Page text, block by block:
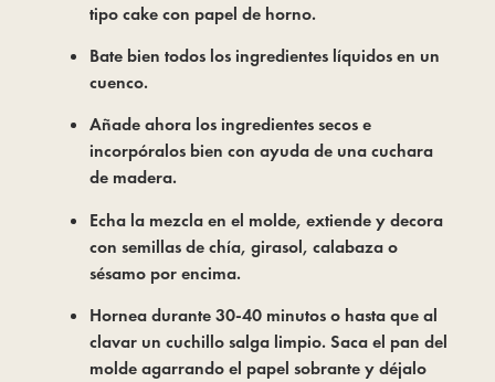
tipo cake con papel de horno.
Bate bien todos los ingredientes líquidos en un
cuenco.
Añade ahora los ingredientes secos e
incorpóralos bien con ayuda de una cuchara
de madera.
Echa la mezcla en el molde, extiende y decora
con semillas de chía, girasol, calabaza o
sésamo por encima.
Hornea durante 30-40 minutos o hasta que al
clavar un cuchillo salga limpio. Saca el pan del
molde agarrando el papel sobrante y déjalo